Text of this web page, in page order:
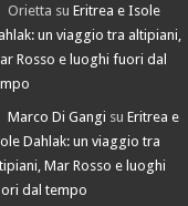
Orietta suEritrea e Isole
un viaggio tra altipiani,
Rosso e luoghi fuori dal
Marco Di Gangi suEritrea e
Dahlak: un viaggio tra
Mar Rosso e luoghi
dal tempo